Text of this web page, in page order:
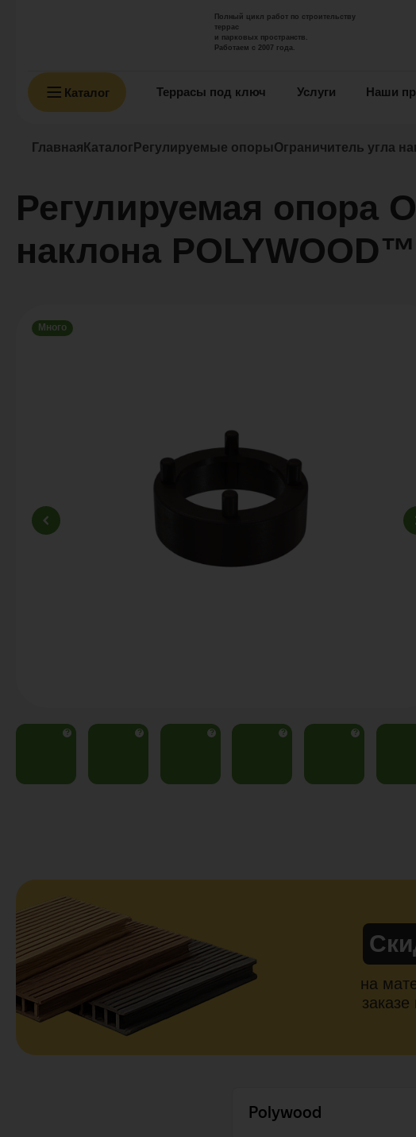
Полный цикл работ по строительству
террас
и парковых пространств.
Работаем с 2007 года.
Каталог Террасы под ключ Услуги Наши
Главная Каталог Регулируемые опорыОграничитель угла
Регулируемая опора
наклона POLYWOOD™
Много
? ? ? ? ?
на
заказе